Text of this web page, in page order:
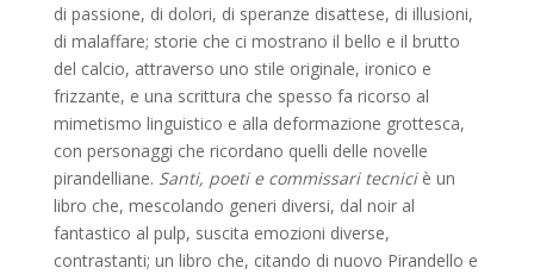
di passione, di dolori, di speranze disattese, di illusioni,
di malaffare; storie che ci mostrano il bello e il brutto
del calcio, attraverso uno stile originale, ironico e
frizzante, e una scrittura che spesso fa ricorso al
mimetismo linguistico e alla deformazione grottesca,
con personaggi che ricordano quelli delle novelle
pirandelliane. Santi, poeti e commissari tecniciè un
libro che, mescolando generi diversi, dal noir al
fantastico al pulp, suscita emozioni diverse,
contrastanti; un libro che, citando di nuovo Pirandello e